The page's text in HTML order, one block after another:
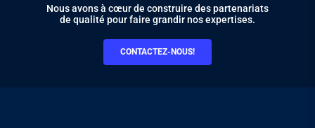
Nous avons à cœur de construire des partenariats
de qualité pour faire grandir nos expertises.
CONTACTEZ-NOUS!